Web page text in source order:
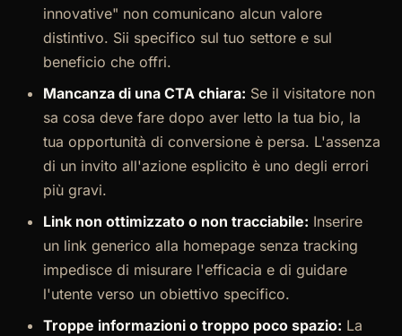
innovative" non comunicano alcun valore
distintivo. Sii specifico sul tuo settore e sul
beneficio che offri.
Mancanza di una CTA chiara: Se il visitatore non
sa cosa deve fare dopo aver letto la tua bio, la
tua opportunità di conversione è persa. L'assenza
di un invito all'azione esplicito è uno degli errori
più gravi.
Link non ottimizzato o non tracciabile: Inserire
un link generico alla homepage senza tracking
impedisce di misurare l'efficacia e di guidare
l'utente verso un obiettivo specifico.
Troppe informazioni o troppo poco spazio: La